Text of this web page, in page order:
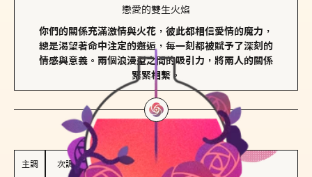
戀愛的雙生火焰
你們的關係充滿激情與火花，彼此都相信愛情的魔力，
總是渴望著命中注定的邂逅，每一刻都被賦予了深刻的
情感與意義。兩個浪漫型之間的吸引力，將兩人的關係
緊緊相繫。
對方 的主調蠟燭是...
主調 次調